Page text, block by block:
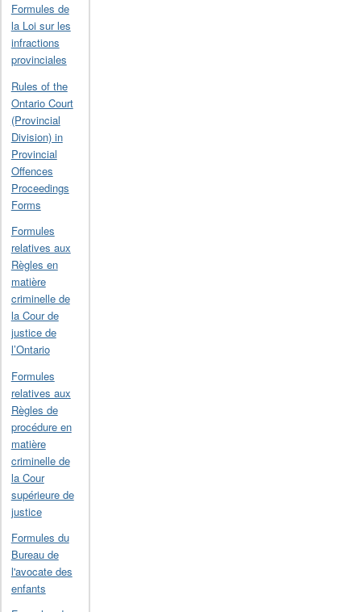
Formules de
la Loi sur les
infractions
provinciales
Rules of the
Ontario Court
(Provincial
Division) in
Provincial
Offences
Proceedings
Forms
Formules
relatives aux
Règles en
matière
criminelle de
la Cour de
justice de
l’Ontario
Formules
relatives aux
Règles de
procédure en
matière
criminelle de
la Cour
supérieure de
justice
Formules du
Bureau de
l'avocate des
enfants